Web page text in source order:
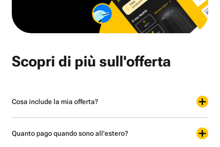
Scopri di più sull'offerta
Cosa include la mia offerta?
Quanto pago quando sono all'estero?